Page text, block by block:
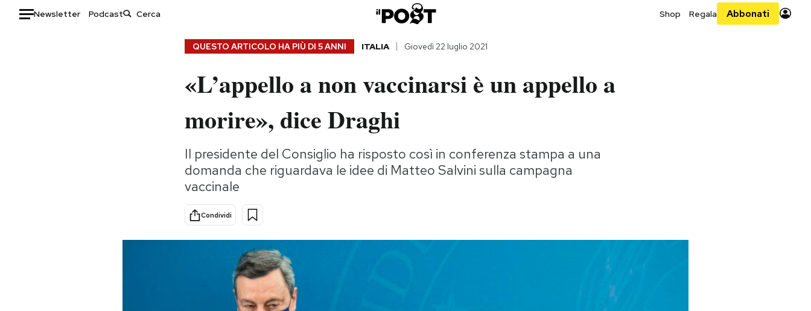
Newsletter Podcast Shop Regala Abbonati
Ok Boomer!
Altrecose
Mondiali calcio 2026
QUESTO ARTICOLO HA PIÙ DI 5 ANNI ITALIA Giovedì 22 luglio 2021
«L’appello a non vaccinarsi è un appello a
morire», dice Draghi
Il presidente del Consiglio ha risposto così in conferenza stampa a una
domanda che riguardava le idee di Matteo Salvini sulla campagna
vaccinale
Condividi